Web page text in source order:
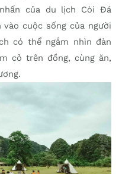
của du lịch Còi Đá
cuộc sống của người
có thể ngắm nhìn đàn
cỏ trên đồng, cùng ăn,